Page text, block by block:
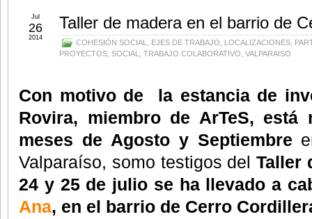
Taller de madera en el barrio de
COHESIÓN SOCIAL EJES DE TRABAJO LOCALIZACIONES
PROYECTOS SOCIAL TRABAJO COLABORATIVO VALPARAISO
Jul
26
2014
Con motivo de la estancia de
Rovira, miembro de ArTeS, está
meses de Agosto y Septiembre
Valparaíso, somo testigos del Taller
24 y 25 de julio se ha llevado a
Ana, en el barrio de Cerro